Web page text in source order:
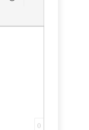
текста
спойлера
0